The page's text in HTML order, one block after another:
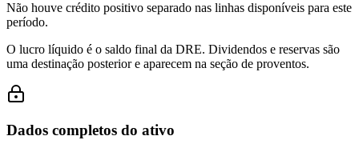
Não houve crédito positivo separado nas linhas disponíveis para este
período.
O lucro líquido é o saldo final da DRE. Dividendos e reservas são
uma destinação posterior e aparecem na seção de proventos.
Dados completos do ativo